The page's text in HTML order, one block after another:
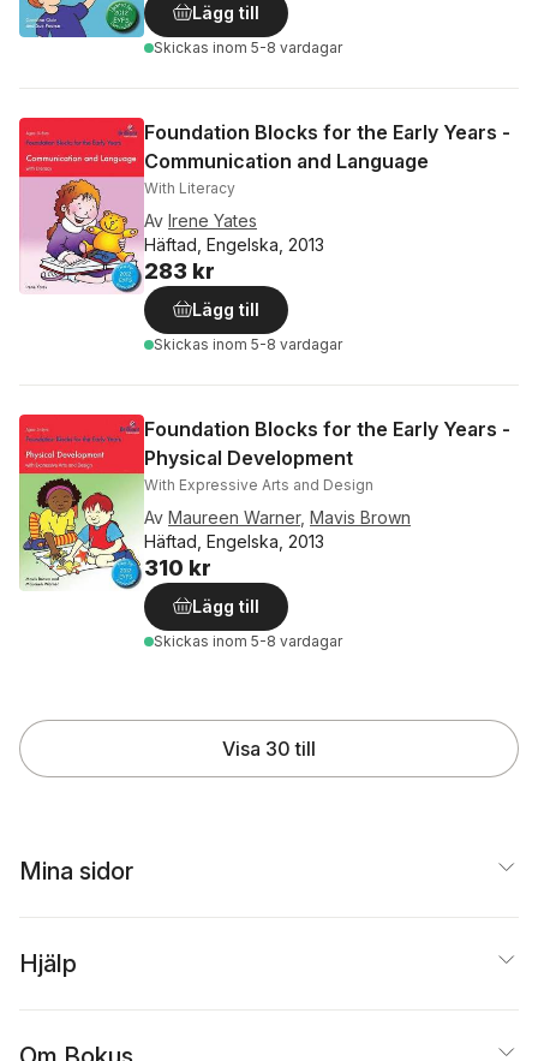
Lägg till
Skickas inom 5-8 vardagar
Foundation Blocks for the Early Years -
Communication and Language
With Literacy
Av Irene Yates
Häftad, Engelska, 2013
283 kr
Lägg till
Skickas inom 5-8 vardagar
Foundation Blocks for the Early Years -
Physical Development
With Expressive Arts and Design
Av Maureen Warner, Mavis Brown
Häftad, Engelska, 2013
310 kr
Lägg till
Skickas inom 5-8 vardagar
Visa 30 till
Mina sidor
Hjälp